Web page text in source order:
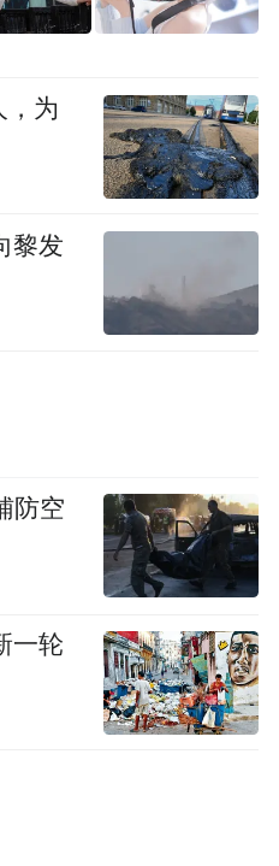
年1月29日、2019年5
、2026年4月17日四
驾驶证驾驶机动车的
公安局交通管理支队
某某到案处理。6月18
劣，多次未依法取得
机动车的违法行为，
行政拘留7日的处罚。
，为
黎发
防空
一轮